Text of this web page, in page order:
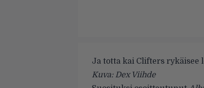
Ja totta kai Clifters rykäisee
Kuva: Dex Viihde